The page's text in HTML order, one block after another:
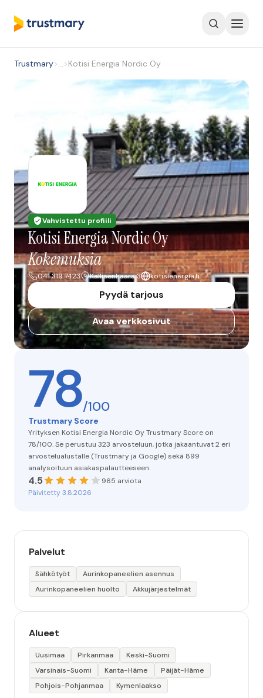
Trustmary>…>Kotisi Energia Nordic Oy
Vahvistettu profiili
Kotisi Energia Nordic Oy
Kokemuksia
041 319 7423 Kallisenhaara 3 kotisienergia.fi
Pyydä tarjous
Avaa verkkosivut
78/100
Trustmary Score
Yrityksen Kotisi Energia Nordic Oy Trustmary Score on
78/100. Se perustuu 323 arvosteluun, jotka jakaantuvat 2 eri
arvostelualustalle (Trustmary ja Google) sekä 899
analysoituun asiakaspalautteeseen.
4.5
965 arviota
Päivitetty 3.8.2026
Palvelut
Sähkötyöt
Aurinkopaneelien asennus
Aurinkopaneelien huolto
Akkujärjestelmät
Alueet
Uusimaa Pirkanmaa
Keski-Suomi
Varsinais-Suomi
Kanta-Häme
Päijät-Häme
Pohjois-Pohjanmaa
Kymenlaakso